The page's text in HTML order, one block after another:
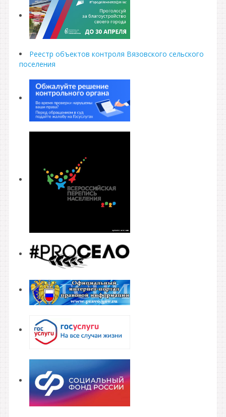
Реестр объектов контроля Вязовского сельского
поселения